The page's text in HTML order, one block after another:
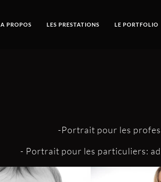
A PROPOS LES PRESTATIONS LE PORTFOLIO
-Portrait pour les
- Portrait pour les particuliers: